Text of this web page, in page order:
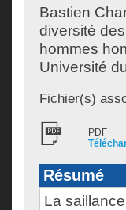
Bastien
diversité
hommes
Université
Fichier(s)
PDF
Résumé
La